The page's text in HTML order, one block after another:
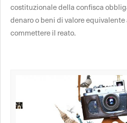
costituzionale della confisca
denaro o beni di valore
commettere il reato.